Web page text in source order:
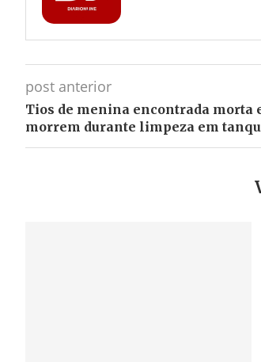
post anterior
Tios de menina encontrada morta
morrem durante limpeza em